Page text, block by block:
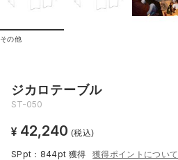
その他
ジカロテーブル
ST-050
¥ 42,240 (税込)
SPpt：844pt 獲得 獲得ポイントについて